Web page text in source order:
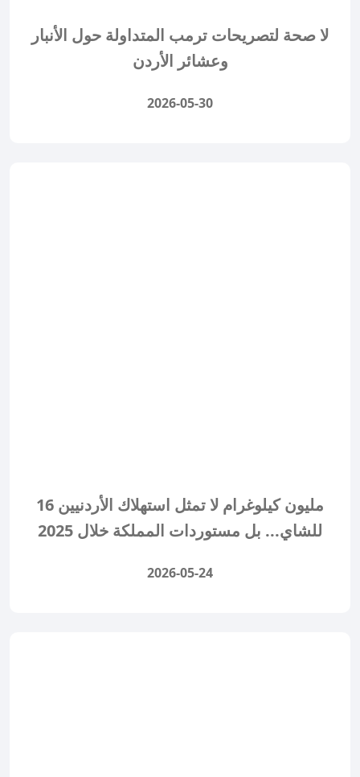
لا صحة لتصريحات ترمب المتداولة حول الأنبار
وعشائر الأردن
2026-05-30
16 مليون كيلوغرام لا تمثل استهلاك الأردنيين
للشاي... بل مستوردات المملكة خلال 2025
2026-05-24